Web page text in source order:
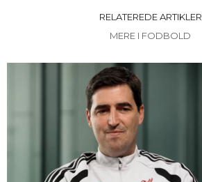
RELATEREDE ARTIKLER
MERE I FODBOLD